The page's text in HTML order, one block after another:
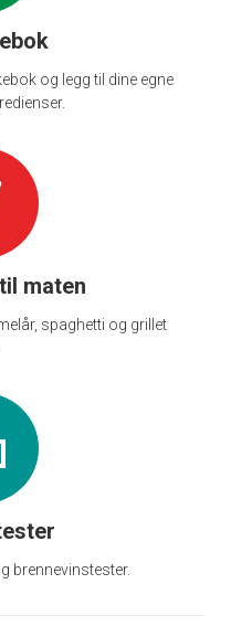
og legg til dine egne
maten
spaghetti og grillet
brennevinstester.